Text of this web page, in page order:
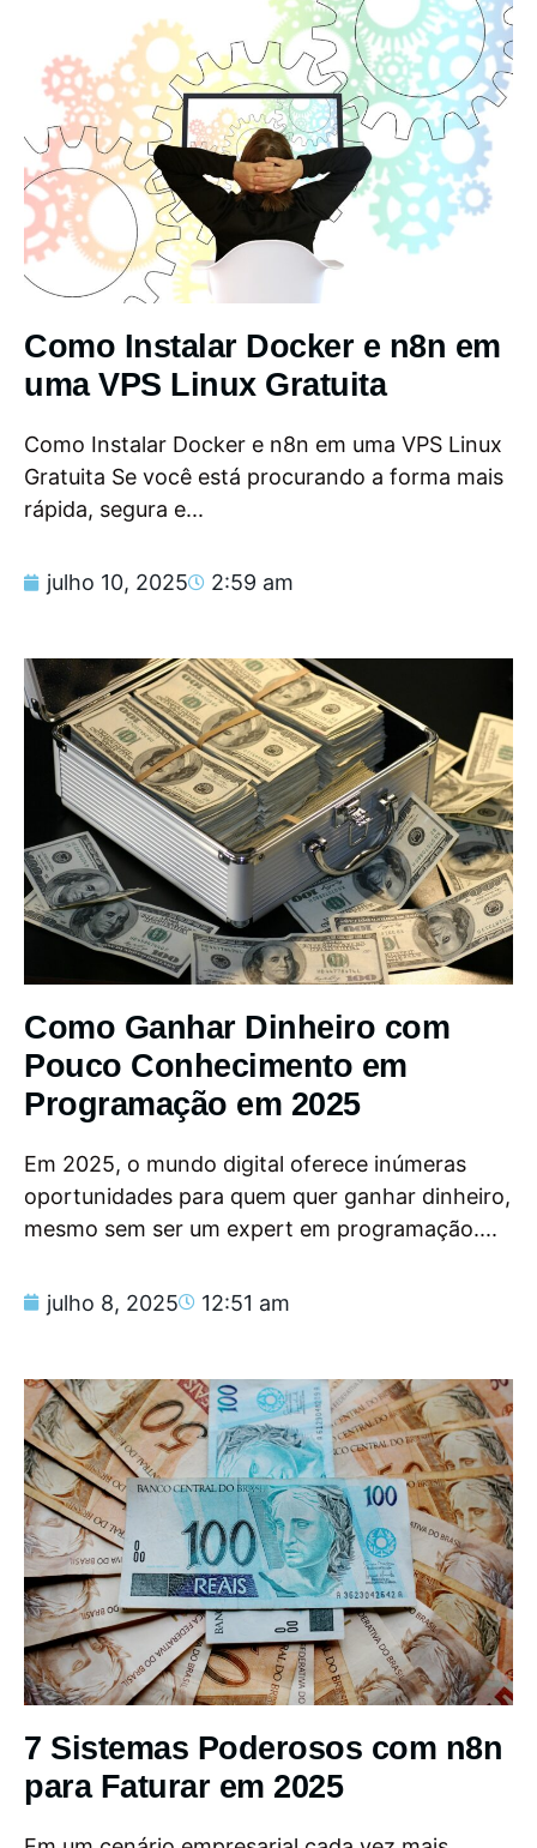
Como Instalar Docker e n8n em
uma VPS Linux Gratuita
Como Instalar Docker e n8n em uma VPS Linux
Gratuita Se você está procurando a forma mais
rápida, segura e...
julho 10, 2025 2:59 am
Como Ganhar Dinheiro com
Pouco Conhecimento em
Programação em 2025
Em 2025, o mundo digital oferece inúmeras
oportunidades para quem quer ganhar dinheiro,
mesmo sem ser um expert em programação....
julho 8, 2025 12:51 am
7 Sistemas Poderosos com n8n
para Faturar em 2025